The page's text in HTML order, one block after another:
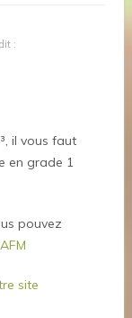
dit :
il vous faut
en grade 1
pouvez
site